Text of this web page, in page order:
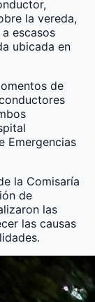
la vereda,
escasos
ubicada en
de
Emergencias
la Comisaría
de
las
las causas